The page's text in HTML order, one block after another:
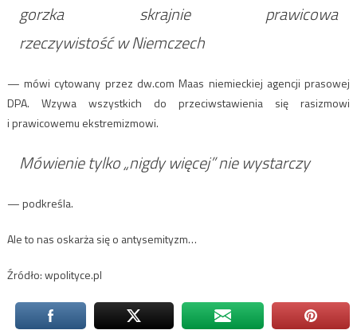
gorzka skrajnie prawicowa
rzeczywistość w Niemczech
— mówi cytowany przez dw.com Maas niemieckiej agencji prasowej
DPA. Wzywa wszystkich do przeciwstawienia się rasizmowi
i prawicowemu ekstremizmowi.
Mówienie tylko „nigdy więcej” nie wystarczy
— podkreśla.
Ale to nas oskarża się o antysemityzm…
Źródło: wpolityce.pl